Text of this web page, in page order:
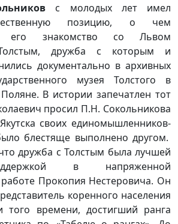
с молодых лет имел
позицию, о чем
его знакомство со Львом
дружба с которым и
документально в архивных
музея Толстого в
В истории запечатлен тот
просил П.Н. Сокольникова
своих единомышленников-
блестяще выполнено другом.
дружба с Толстым была лучшей
в напряженной
Прокопия Нестеровича. Он
коренного населения
того времени, достигший ранга